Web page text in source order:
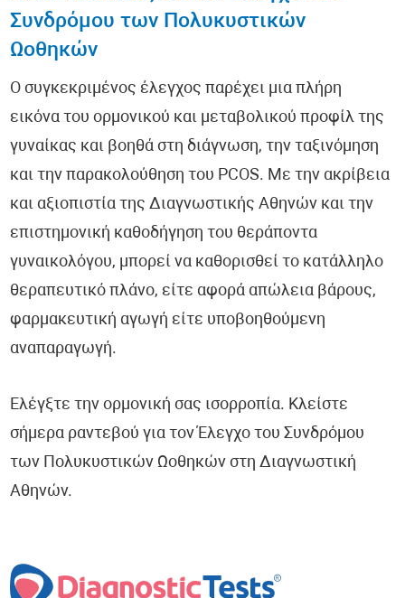
Συνδρόμου των Πολυκυστικών
Ωοθηκών
Ο συγκεκριμένος έλεγχος παρέχει μια πλήρη
εικόνα του ορμονικού και μεταβολικού προφίλ της
γυναίκας και βοηθά στη διάγνωση, την ταξινόμηση
και την παρακολούθηση του PCOS. Με την ακρίβεια
και αξιοπιστία της Διαγνωστικής Αθηνών και την
επιστημονική καθοδήγηση του θεράποντα
γυναικολόγου, μπορεί να καθορισθεί το κατάλληλο
θεραπευτικό πλάνο, είτε αφορά απώλεια βάρους,
φαρμακευτική αγωγή είτε υποβοηθούμενη
αναπαραγωγή.
Ελέγξτε την ορμονική σας ισορροπία. Κλείστε
σήμερα ραντεβού για τον Έλεγχο του Συνδρόμου
των Πολυκυστικών Ωοθηκών στη Διαγνωστική
Αθηνών.